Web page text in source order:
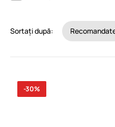
Sortați după:
-30%